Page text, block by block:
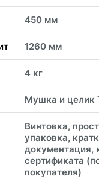
450 мм
1260 мм
4 кг
Мушка и целик
Винтовка,
упаковка,
документация,
сертификата
покупателя)